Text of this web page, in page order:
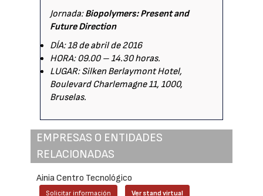
Jornada:Biopolymers: Present and
Future Direction
DÍA: 18 de abril de 2016
HORA: 09.00 – 14.30 horas.
LUGAR: Silken Berlaymont Hotel,
Boulevard Charlemagne 11, 1000,
Bruselas.
EMPRESAS O ENTIDADES
RELACIONADAS
Ainia Centro Tecnológico
Solicitar información Ver stand virtual